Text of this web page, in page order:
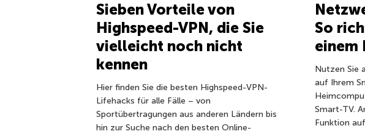
Sieben Vorteile von
Highspeed-VPN, die Sie
vielleicht noch nicht
kennen
Hier finden Sie die besten Highspeed-VPN-
Lifehacks für alle Fälle – von
Sportübertragungen aus anderen Ländern bis
hin zur Suche nach den besten Online-
So
einem
Nutzen Sie
auf Ihrem
Smart-TV.
Funktion